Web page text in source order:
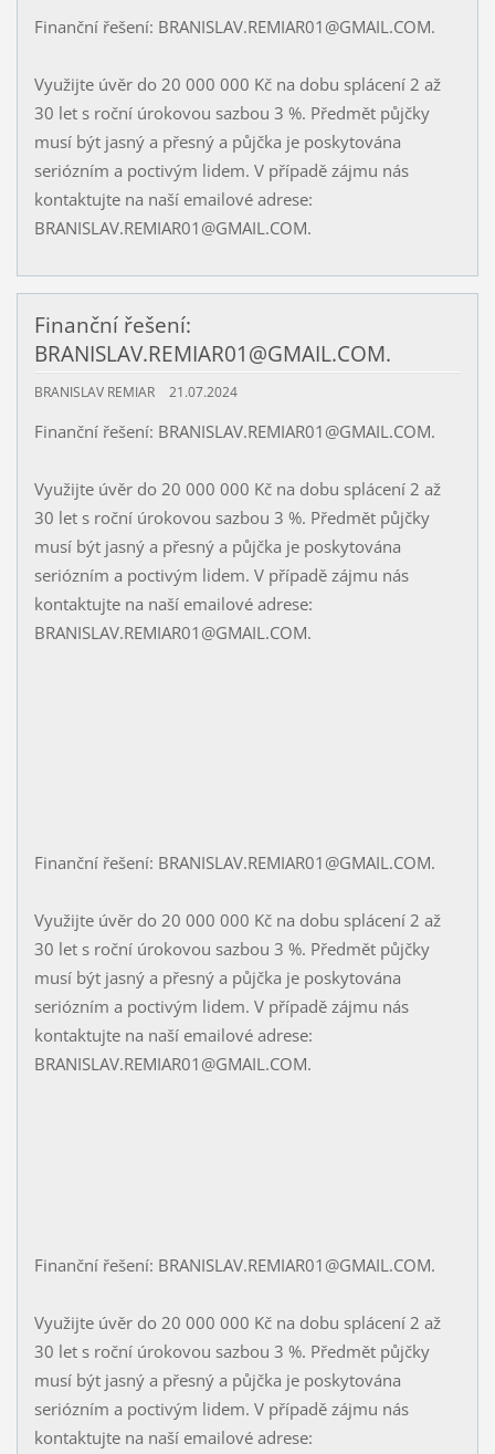
Finanční řešení: BRANISLAV.REMIAR01@GMAIL.COM.
Využijte úvěr do 20 000 000 Kč na dobu splácení 2 až
30 let s roční úrokovou sazbou 3 %. Předmět půjčky
musí být jasný a přesný a půjčka je poskytována
seriózním a poctivým lidem. V případě zájmu nás
kontaktujte na naší emailové adrese:
BRANISLAV.REMIAR01@GMAIL.COM.
Finanční řešení:
BRANISLAV.REMIAR01@GMAIL.COM.
BRANISLAV REMIAR 21.07.2024
Finanční řešení: BRANISLAV.REMIAR01@GMAIL.COM.
Využijte úvěr do 20 000 000 Kč na dobu splácení 2 až
30 let s roční úrokovou sazbou 3 %. Předmět půjčky
musí být jasný a přesný a půjčka je poskytována
seriózním a poctivým lidem. V případě zájmu nás
kontaktujte na naší emailové adrese:
BRANISLAV.REMIAR01@GMAIL.COM.
Finanční řešení: BRANISLAV.REMIAR01@GMAIL.COM.
Využijte úvěr do 20 000 000 Kč na dobu splácení 2 až
30 let s roční úrokovou sazbou 3 %. Předmět půjčky
musí být jasný a přesný a půjčka je poskytována
seriózním a poctivým lidem. V případě zájmu nás
kontaktujte na naší emailové adrese:
BRANISLAV.REMIAR01@GMAIL.COM.
Finanční řešení: BRANISLAV.REMIAR01@GMAIL.COM.
Využijte úvěr do 20 000 000 Kč na dobu splácení 2 až
30 let s roční úrokovou sazbou 3 %. Předmět půjčky
musí být jasný a přesný a půjčka je poskytována
seriózním a poctivým lidem. V případě zájmu nás
kontaktujte na naší emailové adrese: